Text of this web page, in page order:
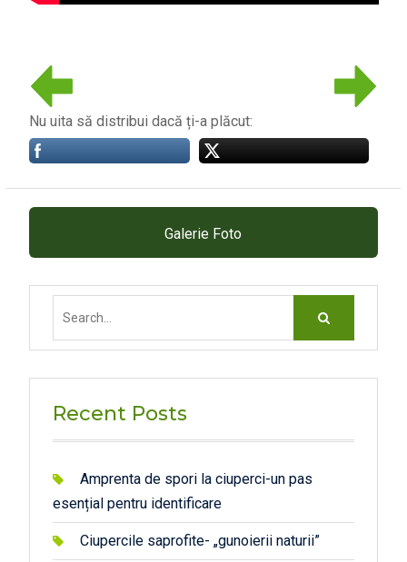
Nu uita să distribui dacă ți-a plăcut:
Galerie Foto
Recent Posts
Amprenta de spori la ciuperci-un pas
esențial pentru identificare
Ciupercile saprofite- „gunoierii naturii”